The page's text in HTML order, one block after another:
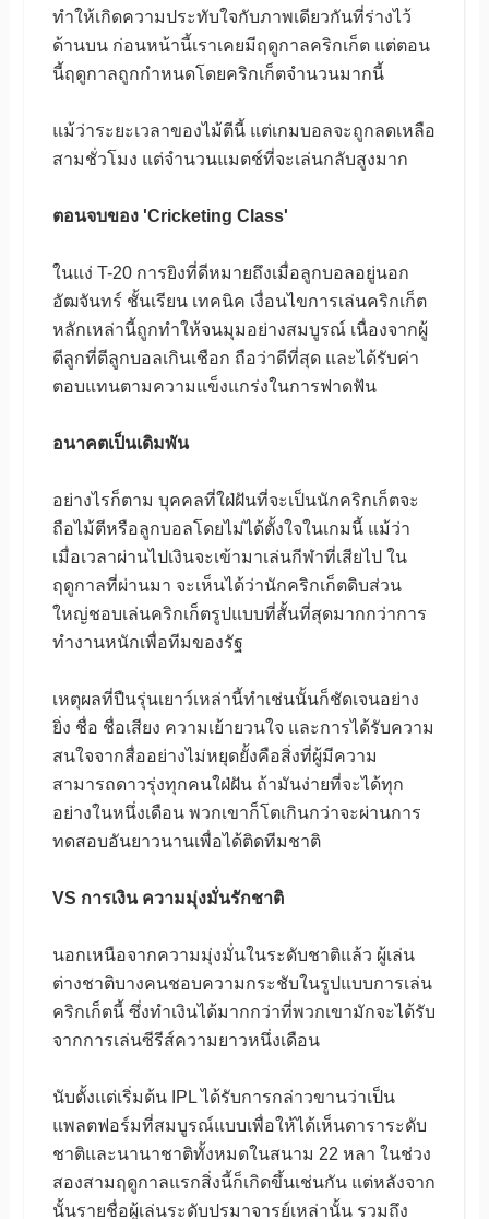
ทำให้เกิดความประทับใจกับภาพเดียวกันที่ร่างไว้
ด้านบน ก่อนหน้านี้เราเคยมีฤดูกาลคริกเก็ต แต่ตอน
นี้ฤดูกาลถูกกำหนดโดยคริกเก็ตจำนวนมากนี้
แม้ว่าระยะเวลาของไม้ตีนี้ แต่เกมบอลจะถูกลดเหลือ
สามชั่วโมง แต่จำนวนแมตช์ที่จะเล่นกลับสูงมาก
ตอนจบของ 'Cricketing Class'
ในแง่ T-20 การยิงที่ดีหมายถึงเมื่อลูกบอลอยู่นอก
อัฒจันทร์ ชั้นเรียน เทคนิค เงื่อนไขการเล่นคริกเก็ต
หลักเหล่านี้ถูกทำให้จนมุมอย่างสมบูรณ์ เนื่องจากผู้
ตีลูกที่ตีลูกบอลเกินเชือก ถือว่าดีที่สุด และได้รับค่า
ตอบแทนตามความแข็งแกร่งในการฟาดฟัน
อนาคตเป็นเดิมพัน
อย่างไรก็ตาม บุคคลที่ใฝ่ฝันที่จะเป็นนักคริกเก็ตจะ
ถือไม้ตีหรือลูกบอลโดยไม่ได้ตั้งใจในเกมนี้ แม้ว่า
เมื่อเวลาผ่านไปเงินจะเข้ามาเล่นกีฬาที่เสียไป ใน
ฤดูกาลที่ผ่านมา จะเห็นได้ว่านักคริกเก็ตดิบส่วน
ใหญ่ชอบเล่นคริกเก็ตรูปแบบที่สั้นที่สุดมากกว่าการ
ทำงานหนักเพื่อทีมของรัฐ
เหตุผลที่ปืนรุ่นเยาว์เหล่านี้ทำเช่นนั้นก็ชัดเจนอย่าง
ยิ่ง ชื่อ ชื่อเสียง ความเย้ายวนใจ และการได้รับความ
สนใจจากสื่ออย่างไม่หยุดยั้งคือสิ่งที่ผู้มีความ
สามารถดาวรุ่งทุกคนใฝ่ฝัน ถ้ามันง่ายที่จะได้ทุก
อย่างในหนึ่งเดือน พวกเขาก็โตเกินกว่าจะผ่านการ
ทดสอบอันยาวนานเพื่อได้ติดทีมชาติ
VS การเงิน ความมุ่งมั่นรักชาติ
นอกเหนือจากความมุ่งมั่นในระดับชาติแล้ว ผู้เล่น
ต่างชาติบางคนชอบความกระชับในรูปแบบการเล่น
คริกเก็ตนี้ ซึ่งทำเงินได้มากกว่าที่พวกเขามักจะได้รับ
จากการเล่นซีรีส์ความยาวหนึ่งเดือน
นับตั้งแต่เริ่มต้น IPL ได้รับการกล่าวขานว่าเป็น
แพลตฟอร์มที่สมบูรณ์แบบเพื่อให้ได้เห็นดาราระดับ
ชาติและนานาชาติทั้งหมดในสนาม 22 หลา ในช่วง
สองสามฤดูกาลแรกสิ่งนี้ก็เกิดขึ้นเช่นกัน แต่หลังจาก
นั้นรายชื่อผู้เล่นระดับปรมาจารย์เหล่านั้น รวมถึง